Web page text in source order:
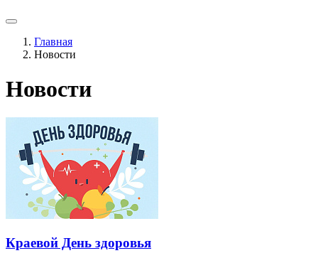
Главная
Новости
Новости
Краевой День здоровья